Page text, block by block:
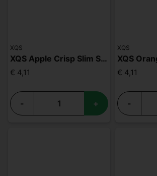
XQS
XQS Apple Crisp Slim Strong
€ 4,11
- +
XQS
€ 4,11
-